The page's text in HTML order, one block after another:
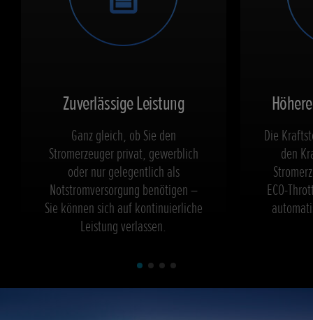
Zuverlässige Leistung
Ganz gleich, ob Sie den
Stromerzeuger privat, gewerblich
oder nur gelegentlich als
Notstromversorgung benötigen –
Sie können sich auf kontinuierliche
Leistung verlassen.
Die
den
ECO-